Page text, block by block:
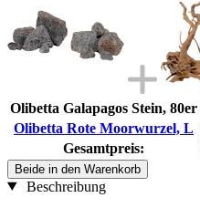
Olibetta Galapagos Stein, 80er
Olibetta Rote Moorwurzel, L
Gesamtpreis:
Beide in den Warenkorb
Beschreibung